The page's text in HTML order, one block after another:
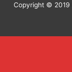
Copyright © 2019